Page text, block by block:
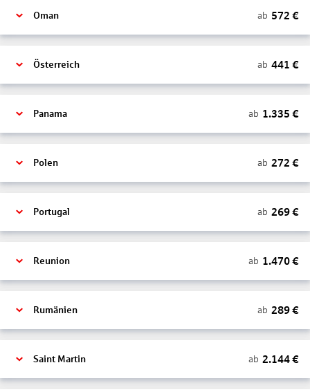
Oman ab 572 €
Österreich ab 441 €
Panama ab 1.335 €
Polen ab 272 €
Portugal ab 269€
Reunion ab 1.470€
Rumänien ab 289€
Saint Martin ab 2.144€